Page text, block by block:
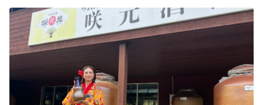
繁體中文
ご案内
「沖縄の駅ちゃんぷるー」体験会場